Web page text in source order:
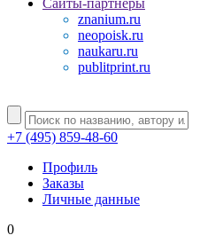
Сайты-партнеры
znanium.ru
neopoisk.ru
naukaru.ru
publitprint.ru
+7 (495) 859-48-60
Профиль
Заказы
Личные данные
0